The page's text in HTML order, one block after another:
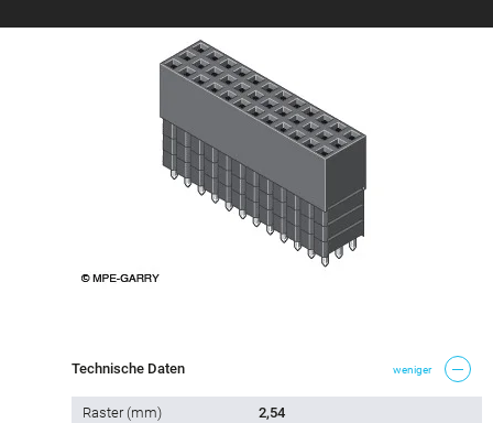
Technische Daten weniger
Raster (mm)
2,54